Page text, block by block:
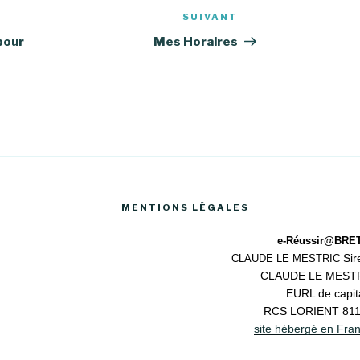
suivant
SUIVANT
Mes Horaires
MENTIONS LÉGALES
e-
CLAUDE LE MESTRIC
CLAUDE LE
EURL de
RCS LORIENT
site hébergé en